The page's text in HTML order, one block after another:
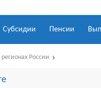
Субсидии Пенсии
России